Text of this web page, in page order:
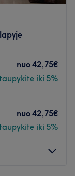
nuo 42,75€
iki 5%
nuo 42,75€
iki 5%